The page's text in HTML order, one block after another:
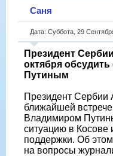
Саня
Дата: Суббота, 29
Президент
октября
Путиным
Президент Сербии
ближайшей
Владимиром
ситуацию в Косове
поддержки. Об этом
на вопросы